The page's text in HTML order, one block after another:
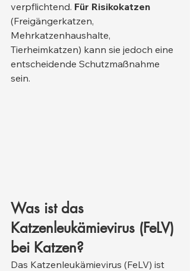
verpflichtend. Für Risikokatzen
(Freigängerkatzen,
Mehrkatzenhaushalte,
Tierheimkatzen) kann sie jedoch eine
entscheidende Schutzmaßnahme
sein.
Was ist das
Katzenleukämievirus (FeLV)
bei Katzen?
Das Katzenleukämievirus (FeLV) ist